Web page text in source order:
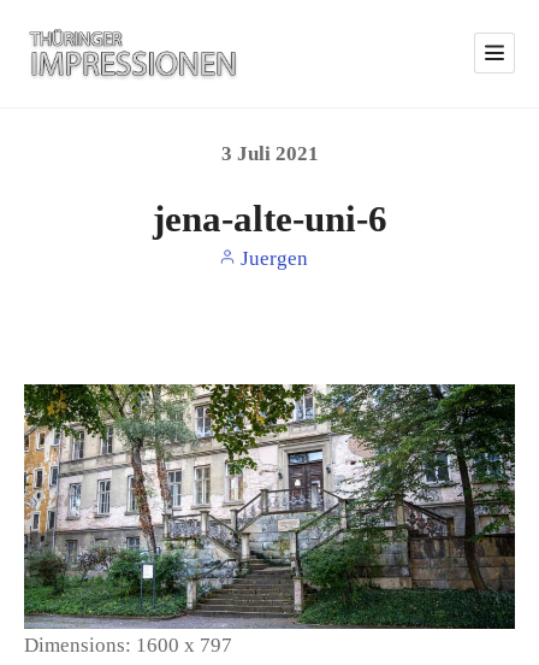
3 Juli 2021
jena-alte-uni-6
Juergen
Dimensions: 1600 x 797